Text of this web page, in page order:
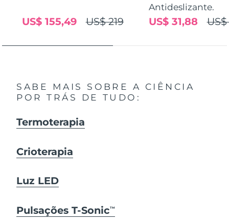
US$ 219
US$ 155,49
Antideslizante.
US$ 31,88
SABE MAIS SOBRE A CIÊNCIA
POR TRÁS DE TUDO:
Termoterapia
Crioterapia
Luz LED
Pulsações T-SonicTM